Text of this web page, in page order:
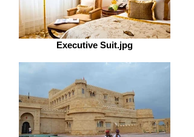
Executive Suit.jpg